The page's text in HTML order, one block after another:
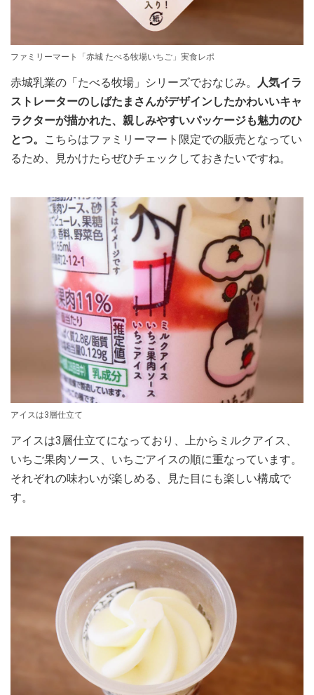
ファミリーマート「赤城 たべる牧場いちご」実食レポ
赤城乳業の「たべる牧場」シリーズでおなじみ。
人気イラ
ストレーターのしばたまさんがデザインしたかわいいキャ
ラクターが描かれた、親しみやすいパッケージも魅力のひ
とつ。
こちらはファミリーマート限定での販売となってい
るため、見かけたらぜひチェックしておきたいですね。
アイスは3層仕立て
アイスは3層仕立てになっており、上からミルクアイス、
いちご果肉ソース、いちごアイスの順に重なっています。
それぞれの味わいが楽しめる、見た目にも楽しい構成で
す。